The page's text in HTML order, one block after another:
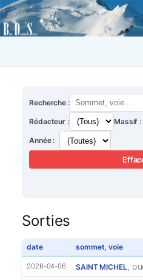
Recherche :
Rédacteur : Massif :
Année :
Sorties
date sommet, voie
2026-04-06 SAINT MICHEL ,